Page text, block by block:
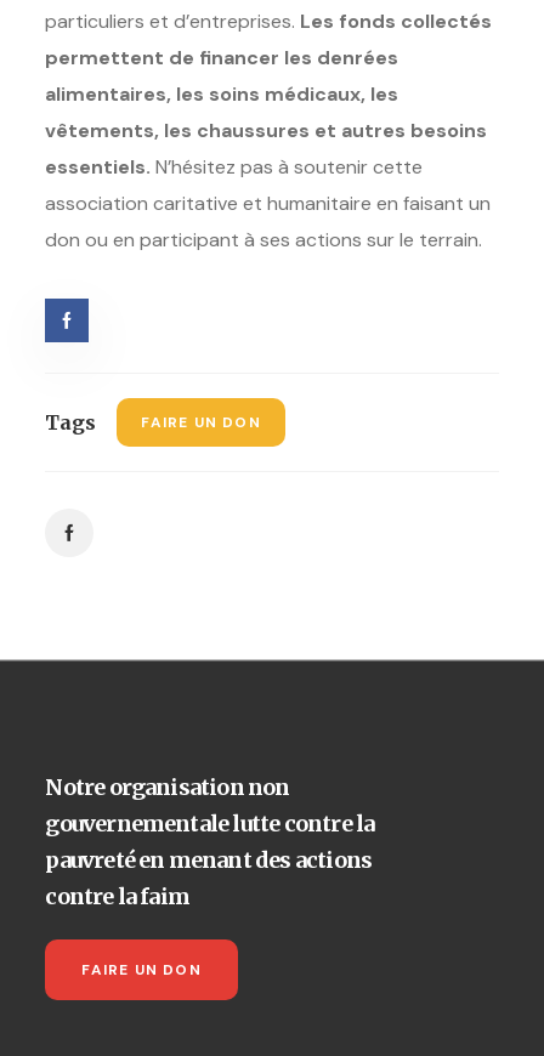
particuliers et d’entreprises. Les fonds collectés
permettent de financer les denrées
alimentaires, les soins médicaux, les
vêtements, les chaussures et autres besoins
essentiels. N’hésitez pas à soutenir cette
association caritative et humanitaire en faisant un
don ou en participant à ses actions sur le terrain.
Tags FAIRE UN DON
Notre organisation non
gouvernementale lutte contre la
pauvreté en menant des actions
contre la faim
FAIRE UN DON